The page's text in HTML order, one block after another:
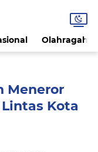
Olahragah
Meneror
Kota